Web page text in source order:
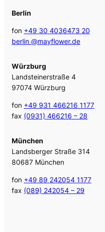
Berlin
fon +49 30 4036473 20
berlin @mayflower.de
Würzburg
Landsteinerstraße 4
97074 Würzburg
fon +49 931 466216 1177
fax (0931) 466216 – 28
München
Landsberger Straße 314
80687 München
fon +49 89 242054 1177
fax (089) 242054 – 29